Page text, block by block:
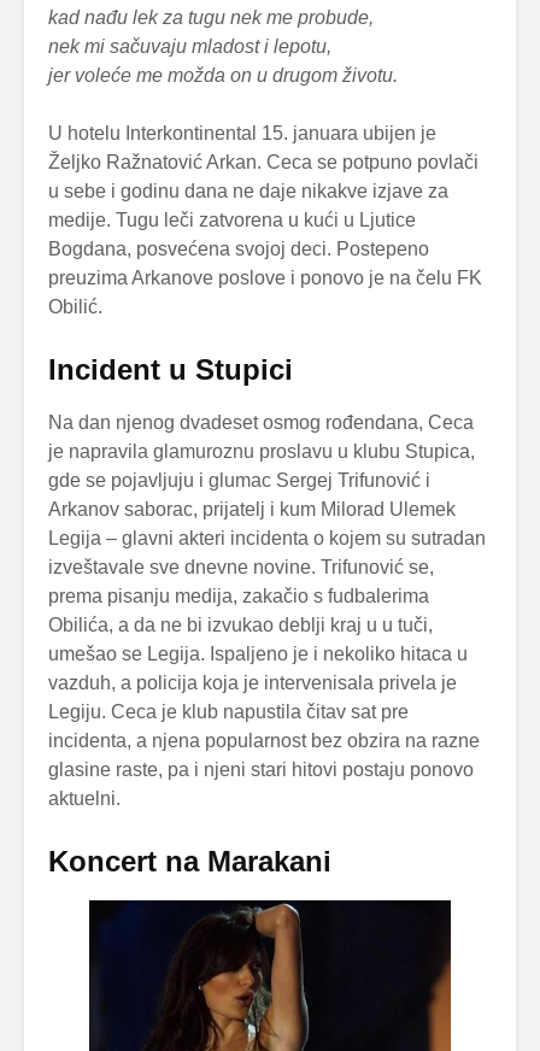
kad nađu lek za tugu nek me probude,
nek mi sačuvaju mladost i lepotu,
jer voleće me možda on u drugom životu.
U hotelu Interkontinental 15. januara ubijen je
Željko Ražnatović Arkan. Ceca se potpuno povlači
u sebe i godinu dana ne daje nikakve izjave za
medije. Tugu leči zatvorena u kući u Ljutice
Bogdana, posvećena svojoj deci. Postepeno
preuzima Arkanove poslove i ponovo je na čelu FK
Obilić.
Incident u Stupici
Na dan njenog dvadeset osmog rođendana, Ceca
je napravila glamuroznu proslavu u klubu Stupica,
gde se pojavljuju i glumac Sergej Trifunović i
Arkanov saborac, prijatelj i kum Milorad Ulemek
Legija – glavni akteri incidenta o kojem su sutradan
izveštavale sve dnevne novine. Trifunović se,
prema pisanju medija, zakačio s fudbalerima
Obilića, a da ne bi izvukao deblji kraj u u tuči,
umešao se Legija. Ispaljeno je i nekoliko hitaca u
vazduh, a policija koja je intervenisala privela je
Legiju. Ceca je klub napustila čitav sat pre
incidenta, a njena popularnost bez obzira na razne
glasine raste, pa i njeni stari hitovi postaju ponovo
aktuelni.
Koncert na Marakani